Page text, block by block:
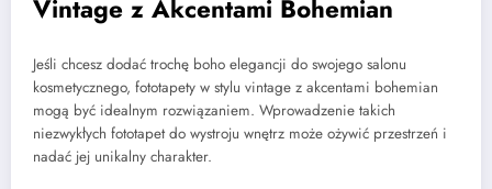
Vintage z Akcentami Bohemian
Jeśli chcesz dodać trochę boho elegancji do swojego salonu
kosmetycznego, fototapety w stylu vintage z akcentami bohemian
mogą być idealnym rozwiązaniem. Wprowadzenie takich
niezwykłych fototapet do wystroju wnętrz może ożywić przestrzeń i
nadać jej unikalny charakter.